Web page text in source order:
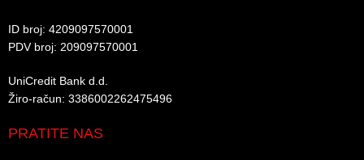
ID broj: 4209097570001​
PDV broj: 209097570001 ​
UniCredit Bank d.d.​
Žiro-račun: 3386002262475496​​
PRATITE NAS